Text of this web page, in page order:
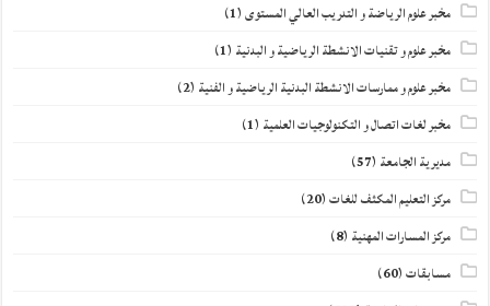
مخبر علوم الرياضة و التدريب العالي المستوى(1)
مخبر علوم و تقنيات الانشطة الرياضية و البدنية (1)
مخبر علوم و ممارسات الانشطة البدنية الرياضية و الفنية (2)
مخبر لغات اتصال و التكنولوجيات العلمية (1)
مديرية الجامعة (57)
مركز التعليم المكثف للغات(20)
مركز المسارات المهنية (8)
مسابقات(60)